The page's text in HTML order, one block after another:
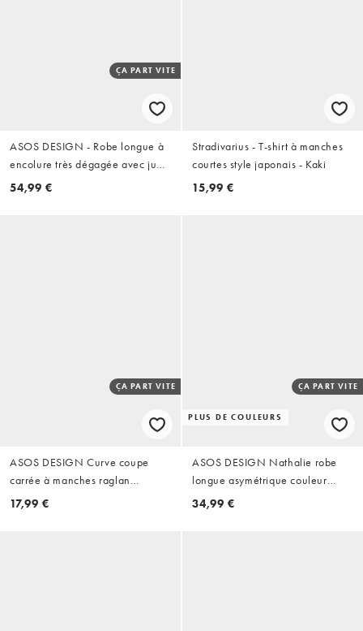
ÇA PART VITE
ASOS DESIGN - Robe longue à
encolure très dégagée avec jupe
drapée asymétrique superposée
54,99 €
Stradivarius - T-shirt à manches
courtes style japonais - Kaki
15,99 €
ÇA PART VITE
ASOS DESIGN Curve coupe
carrée à manches raglan
contrastantes crème et kaki
17,99 €
PLUS DE COULEURS
ÇA PART VITE
ASOS DESIGN Nathalie robe
longue asymétrique couleur
chocolat
34,99 €